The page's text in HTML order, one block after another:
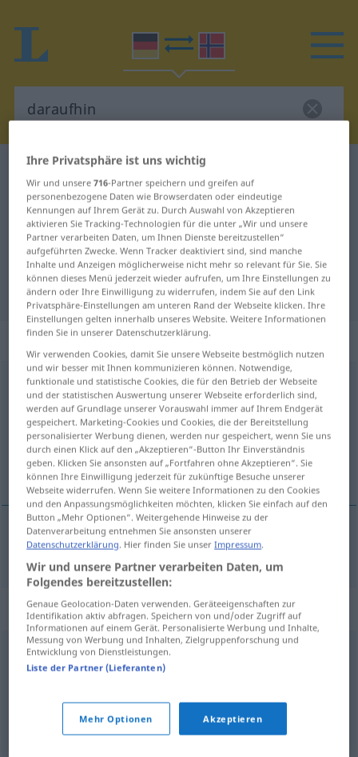
Deutsch-Norwegisch Wörterbuch
Deutsch-Norwegisch Übersetzung
für "daraufhin"
"daraufhin" Norwegisch
Übersetzung
„daraufhin“
daraufhin
Übersicht aller Übersetzungen
(Für mehr Details die Übersetzung anklicken/antippen)
etter det, derpå
etterdet,derpå daraufhin
Synonyme für "daraufhin"
dadurch,folglich,demnach
nachträglich,darauf,hierauf anschließend
Ihre Privatsphäre ist uns wichtig
Wir und unsere716-Partner speichern und greifen auf
personenbezogene Daten wie Browserdaten oder eindeutige
Kennungen auf Ihrem Gerät zu. Durch Auswahl von Akzeptieren
aktivieren Sie Tracking-Technologien für die unter „Wir und unsere
Partner verarbeiten Daten, um Ihnen Dienste bereitzustellen“
aufgeführten Zwecke. Wenn Tracker deaktiviert sind, sind manche
Inhalte und Anzeigen möglicherweise nicht mehr so relevant für Sie. Sie
können dieses Menü jederzeit wieder aufrufen, um Ihre Einstellungen zu
ändern oder Ihre Einwilligung zu widerrufen, indem Sie auf den Link
Privatsphäre-Einstellungen am unteren Rand der Webseite klicken. Ihre
Einstellungen gelten innerhalb unseres Website. Weitere Informationen
finden Sie in unserer Datenschutzerklärung.
Wir verwenden Cookies, damit Sie unsere Webseite bestmöglich nutzen
und wir besser mit Ihnen kommunizieren können. Notwendige,
funktionale und statistische Cookies, die für den Betrieb der Webseite
und der statistischen Auswertung unserer Webseite erforderlich sind,
werden auf Grundlage unserer Vorauswahl immer auf Ihrem Endgerät
gespeichert. Marketing-Cookies und Cookies, die der Bereitstellung
personalisierter Werbung dienen, werden nur gespeichert, wenn Sie uns
durch einen Klick auf den „Akzeptieren“-Button Ihr Einverständnis
geben. Klicken Sie ansonsten auf „Fortfahren ohne Akzeptieren“. Sie
können Ihre Einwilligung jederzeit für zukünftige Besuche unserer
Webseite widerrufen. Wenn Sie weitere Informationen zu den Cookies
und den Anpassungsmöglichkeiten möchten, klicken Sie einfach auf den
Button „Mehr Optionen“. Weitergehende Hinweise zu der
Datenverarbeitung entnehmen Sie ansonsten unserer
Datenschutzerklärung. Hier finden Sie unserImpressum.
Wir und unsere Partner verarbeiten Daten, um
Folgendes bereitzustellen:
Genaue Geolocation-Daten verwenden. Geräteeigenschaften zur
Identifikation aktiv abfragen. Speichern von und/oder Zugriff auf
Informationen auf einem Gerät. Personalisierte Werbung und Inhalte,
Messung von Werbung und Inhalten, Zielgruppenforschung und
Entwicklung von Dienstleistungen.
Liste der Partner (Lieferanten)
Mehr Optionen Akzeptieren